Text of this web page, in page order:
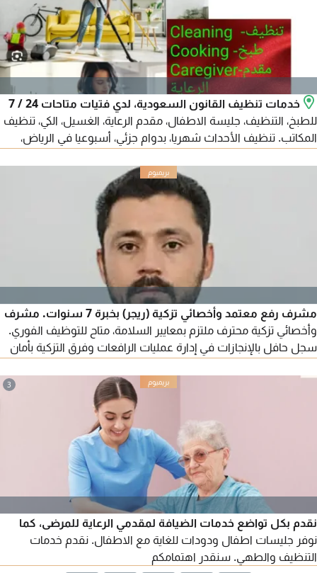
خدمات تنظيف القانون السعودية، لدي فتيات متاحات 24 / 7
للطبخ، التنظيف، جليسة الاطفال، مقدم الرعاية، الغسيل، الكي، تنظيف
المكاتب. تنظيف الأحداث شهريا، بدوام جزئي، أسبوعيا في الرياض،
مشرف رفع معتمد وأخصائي تزكية (ريجر) بخبرة 7 سنوات. مشرف
وأخصائي تزكية محترف ملتزم بمعايير السلامة، متاح للتوظيف الفوري.
سجل حافل بالإنجازات في إدارة عمليات الرافعات وفرق التزكية بأمان
الميدانية.
3
نقدم بكل تواضع خدمات الضيافة لمقدمي الرعاية للمرضى، كما
نوفر جليسات اطفال ودودات للغاية مع الاطفال. نقدم خدمات
التنظيف والطهي. سنقدر اهتمامكم